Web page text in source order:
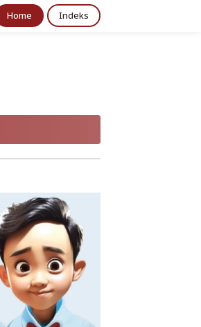
Home Indeks